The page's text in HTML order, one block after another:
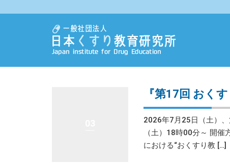
『第17回 おく
2026年7月25日（土）
（土）18時00分～ 開
における“おくすり教 […]